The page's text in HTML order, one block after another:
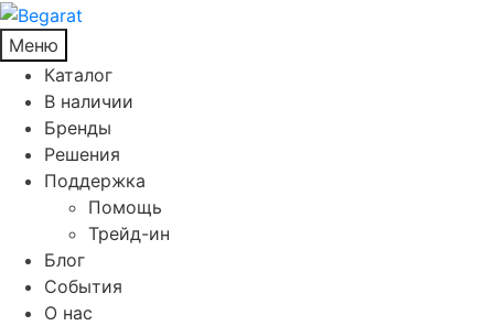
Меню
Каталог
В наличии
Бренды
Решения
Поддержка
Помощь
Трейд-ин
Блог
События
О нас